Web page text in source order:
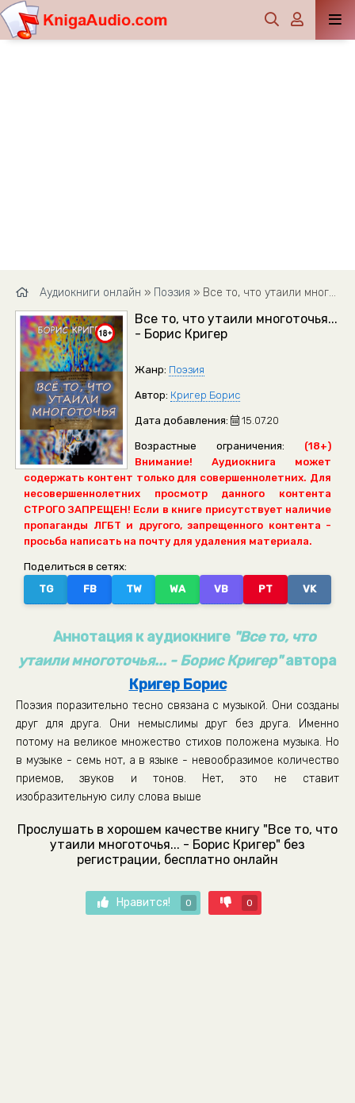
Аудиокниги онлайн » Поэзия » Все то, что утаили многоточья... - Борис Кригер
Все то, что утаили многоточья...
- Борис Кригер
Жанр: Поэзия
Автор: Кригер Борис
Дата добавления: 15.07.20
Возрастные ограничения:
(18+)
Внимание! Аудиокнига может
содержать контент только для совершеннолетних. Для
несовершеннолетних просмотр данного контента
СТРОГО ЗАПРЕЩЕН! Если в книге присутствует наличие
пропаганды ЛГБТ и другого, запрещенного контента -
просьба написать на почту для удаления материала.
Поделиться в сетях:
TG
FB TW WA VB PT VK
Аннотация к аудиокниге "Все то, что
утаили многоточья... - Борис Кригер"автора
Кригер Борис
Поэзия поразительно тесно связана с музыкой. Они созданы
друг для друга. Они немыслимы друг без друга. Именно
потому на великое множество стихов положена музыка. Но
в музыке - семь нот, а в языке - невообразимое количество
приемов, звуков и тонов. Нет, это не ставит
изобразительную силу слова выше
Прослушать в хорошем качестве книгу "Все то, что
утаили многоточья... - Борис Кригер" без
регистрации, бесплатно онлайн
Нравится! 0 0